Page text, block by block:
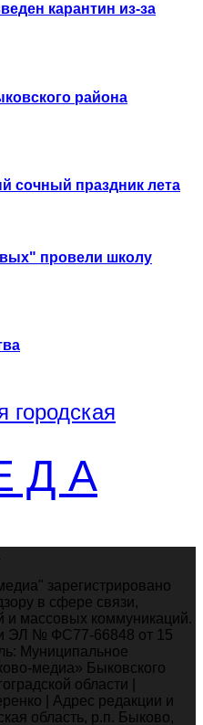
карантин из-за
района
сочный праздник лета
провели школу
городская
Д А
зарегистрировано
в сфере связи,
и массовых коммуникаций.
ЭЛ № ФС77-66848 от 15
Муниципальное
медиа» Быковского
области |
| Адрес редакции и
область, р.п. Быково,